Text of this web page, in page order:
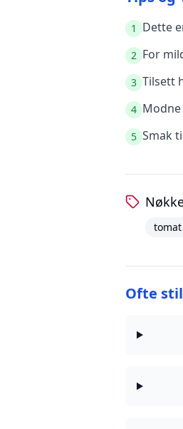
1 Dette
2 For
3 Tilsett
4
5 Smak
tomat
Ofte